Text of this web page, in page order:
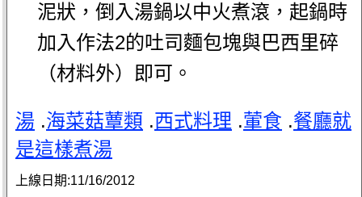
泥狀，倒入湯鍋以中火煮滾，起鍋時
加入作法2的吐司麵包塊與巴西里碎
（材料外）即可。
湯 .海菜菇蕈類 .西式料理 .葷食 .餐廳就
是這樣煮湯
上線日期:11/16/2012